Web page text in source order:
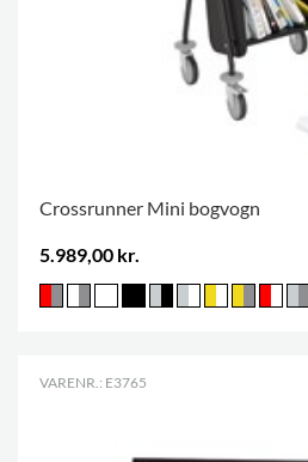
Crossrunner Mini bogvogn
5.989,00 kr.
VARENR.: E3765